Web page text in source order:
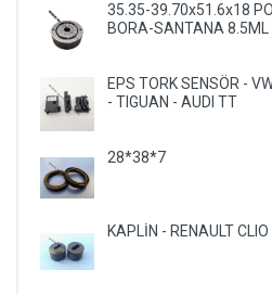
35.35-39.70x51.6x18
BORA-SANTANA 8.5ML
EPS TORK SENSÖR -
- TIGUAN - AUDI TT
28*38*7
KAPLİN - RENAULT CLIO